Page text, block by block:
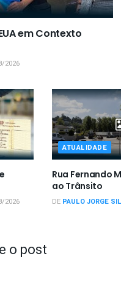
em Contexto
2026
2026
ATUALIDADE
Rua Fernando
ao Trânsito
DE PAULO JORGE
o post